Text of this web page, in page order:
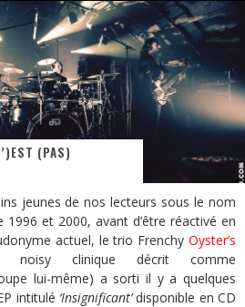
Hardcore, Actually. Meet Cút Lộn
Introducing Newcomer : Gudewife
(PAS)
jeunes de nos lecteurs sous le nom
1996 et 2000, avant d’être réactivé en
actuel, le trio Frenchy Oyster’s
noisy clinique décrit comme
lui-même) a sorti il y a quelques
intitulé ‘Insignificant’disponible en CD